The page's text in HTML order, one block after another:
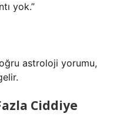
yok.”
astroloji yorumu,
Ciddiye